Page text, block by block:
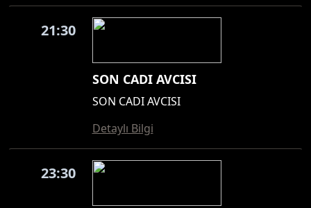
21:30
SON CADI AVCISI
SON CADI AVCISI
Detaylı Bilgi
23:30